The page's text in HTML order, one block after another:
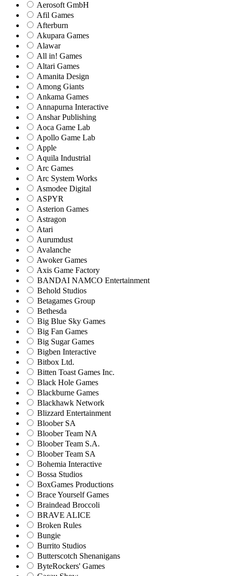
Aerosoft GmbH
Afil Games
Afterburn
Akupara Games
Alawar
All in! Games
Altari Games
Amanita Design
Among Giants
Ankama Games
Annapurna Interactive
Anshar Publishing
Aoca Game Lab
Apollo Game Lab
Apple
Aquila Industrial
Arc Games
Arc System Works
Asmodee Digital
ASPYR
Asterion Games
Astragon
Atari
Aurumdust
Avalanche
Awoker Games
Axis Game Factory
BANDAI NAMCO Entertainment
Behold Studios
Betagames Group
Bethesda
Big Blue Sky Games
Big Fan Games
Big Sugar Games
Bigben Interactive
Bitbox Ltd.
Bitten Toast Games Inc.
Black Hole Games
Blackburne Games
Blackhawk Network
Blizzard Entertainment
Bloober SA
Bloober Team NA
Bloober Team S.A.
Bloober Team SA
Bohemia Interactive
Bossa Studios
BoxGames Productions
Brace Yourself Games
Braindead Broccoli
BRAVE ALICE
Broken Rules
Bungie
Burrito Studios
Butterscotch Shenanigans
ByteRockers' Games